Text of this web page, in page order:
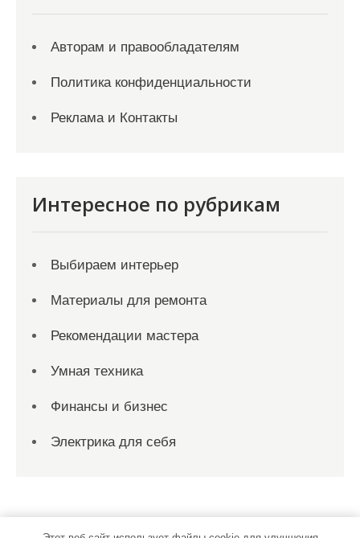
Авторам и правообладателям
Политика конфиденциальности
Реклама и Контакты
Интересное по рубрикам
Выбираем интерьер
Материалы для ремонта
Рекомендации мастера
Умная техника
Финансы и бизнес
Электрика для себя